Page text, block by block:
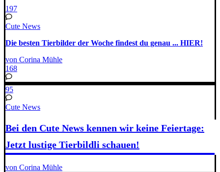
197
Cute News
Die besten Tierbilder der Woche findest du genau ... HIER!
von Corina Mühle
168
95
Cute News
Bei den Cute News kennen wir keine Feiertage:
Jetzt lustige Tierbildli schauen!
von Corina Mühle